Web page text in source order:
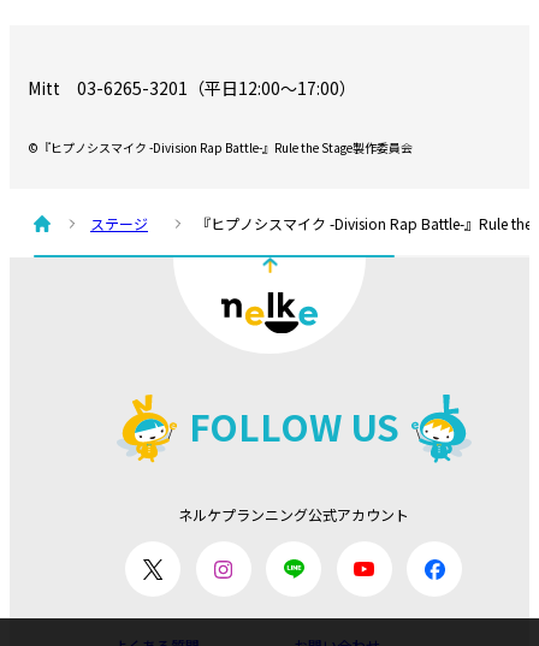
Mitt 03-6265-3201（平日12:00～17:00）
©『ヒプノシスマイク -Division Rap Battle-』Rule the Stage製作委員会
ステージ 『ヒプノシスマイク -Division Rap Battle-』Rule
FOLLOW US
ネルケプランニング公式アカウント